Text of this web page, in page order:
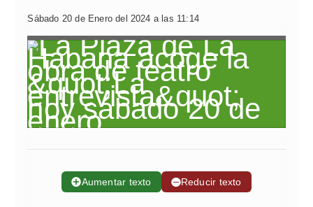
Sábado 20 de Enero del 2024 a las 11:14
➕Aumentar texto ➖Reducir texto